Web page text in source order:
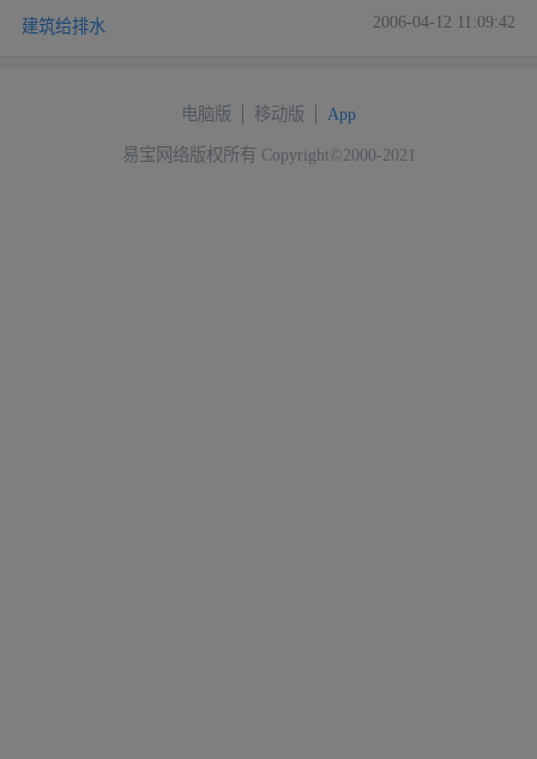
建筑给排水 2006-04-12 11:09:42
电脑版 移动版 App
易宝网络版权所有 Copyright©2000-2021